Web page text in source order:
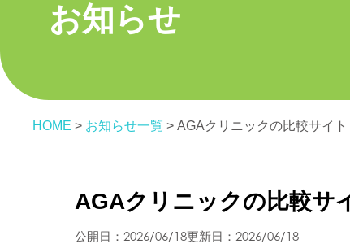
お知らせ
HOME > お知らせ一覧 > AGAクリニックの比較サイ
AGAクリニックの比較サ
公開日：2026/06/18更新日：2026/06/18